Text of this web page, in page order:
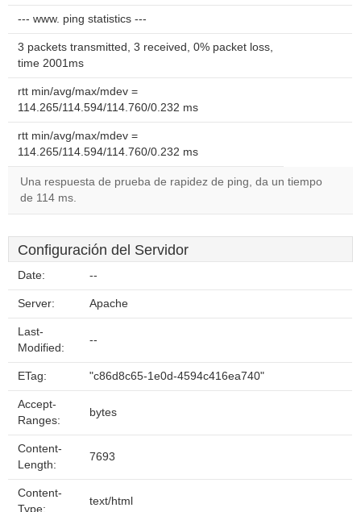
--- www. ping statistics ---
3 packets transmitted, 3 received, 0% packet loss,
time 2001ms
rtt min/avg/max/mdev =
114.265/114.594/114.760/0.232 ms
rtt min/avg/max/mdev =
114.265/114.594/114.760/0.232 ms
Una respuesta de prueba de rapidez de ping, da un tiempo
de 114 ms.
Configuración del Servidor
Date: --
Server: Apache
Last-
Modified:
--
ETag: "c86d8c65-1e0d-4594c416ea740"
Accept-
Ranges:
bytes
Content-
Length:
7693
Content-
Type:
text/html